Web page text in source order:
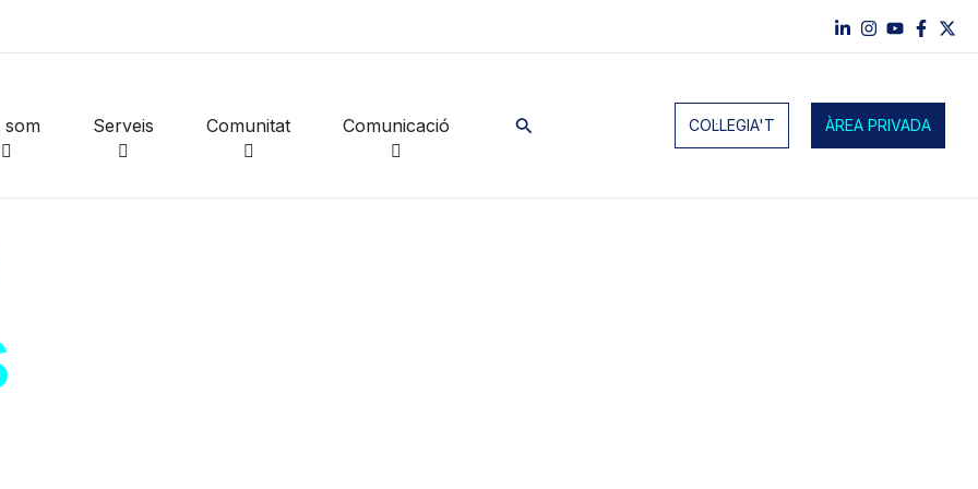
som Serveis Comunitat Comunicació Cerca COL·LEGIA'T ÀREA PRIVADA